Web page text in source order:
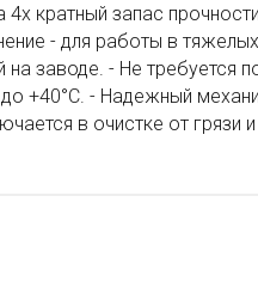
4х кратный запас
- для работы в
заводе. - Не требуется
+40°C. - Надежный
в очистке от грязи